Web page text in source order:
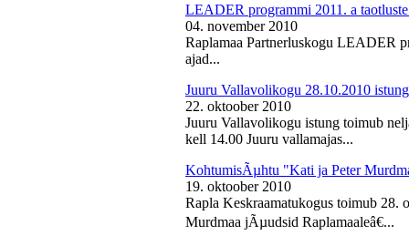
LEADER programmi 2011. a
04. november 2010
Raplamaa Partnerluskogu LEADER
ajad...
Juuru Vallavolikogu 28.10.2010 istung
22. oktoober 2010
Juuru Vallavolikogu istung toimub
kell 14.00 Juuru vallamajas...
KohtumisÃµhtu "Kati ja Peter
19. oktoober 2010
Rapla Keskraamatukogus toimub
Murdmaa jÃµudsid Raplamaaleâ€...